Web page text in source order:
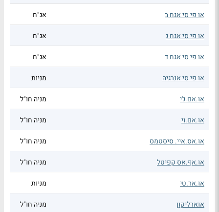
או פי סי אגח ב אג"ח
או פי סי אגח ג אג"ח
או פי סי אגח ד אג"ח
או פי סי אנרגיה מניות
או.אם.ג'י מניה חו"ל
או.אם.וי מניה חו"ל
או.אס.איי. סיסטמס מניה חו"ל
או.אף.אס קפיטל מניה חו"ל
או.אר.טי מניות
אוארליקון מניה חו"ל